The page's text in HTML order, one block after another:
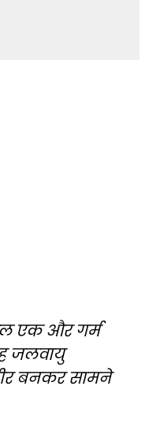
एक और गर्म
जलवायु
बनकर सामने